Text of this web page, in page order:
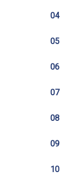
04
05
06
07
08
09
10